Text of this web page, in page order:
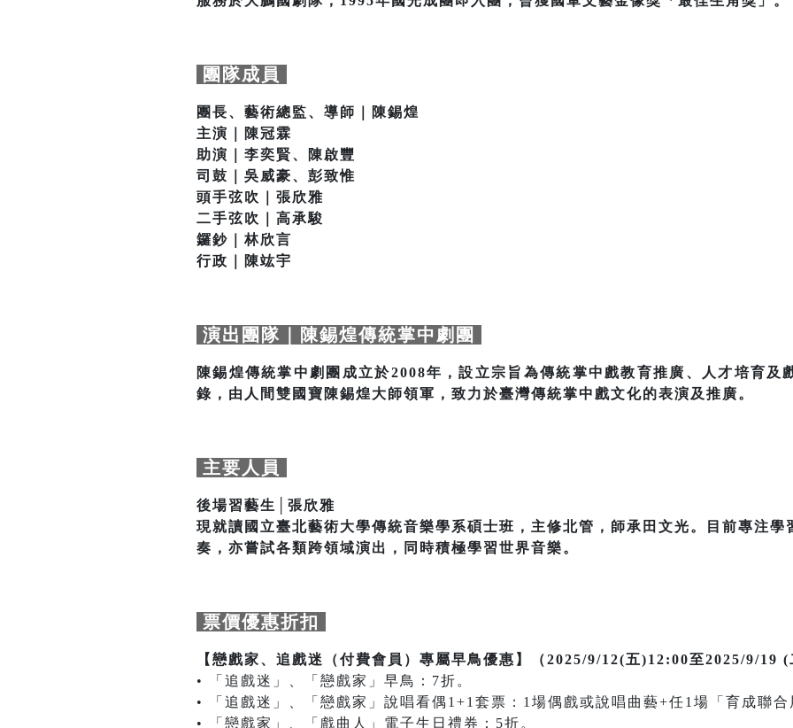
團隊成員
團長、藝術總監、導師｜陳錫煌
主演｜陳冠霖
助演｜李奕賢、陳啟豐
司鼓｜吳威豪、彭致惟
頭手弦吹｜張欣雅
二手弦吹｜高承駿
鑼鈔｜林欣言
行政｜陳竑宇
演出團隊｜陳錫煌傳統掌中劇團
陳錫煌傳統掌中劇團成立於2008年，設立宗旨為傳統掌中戲教育推廣、人才培育及
錄，由人間雙國寶陳錫煌大師領軍，致力於臺灣傳統掌中戲文化的表演及推廣。
主要人員
後場習藝生│張欣雅
現就讀國立臺北藝術大學傳統音樂學系碩士班，主修北管，師承田文光。目前專注學
奏，亦嘗試各類跨領域演出，同時積極學習世界音樂。
票價優惠折扣
【戀戲家、追戲迷（付費會員）專屬早鳥優惠】（2025/9/12(五)12:00至2025/9/19 (
• 「追戲迷」、「戀戲家」早鳥：7折。
• 「追戲迷」、「戀戲家」說唱看偶1+1套票：1場偶戲或說唱曲藝+任1場「育成聯合
• 「戀戲家」、「戲曲人」電子生日禮券：5折。